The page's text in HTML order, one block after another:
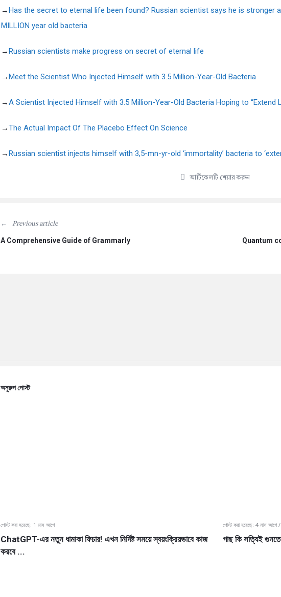
→Has the secret to eternal life been found? Russian scientist says he is stronger
MILLION year old bacteria
→Russian scientists make progress on secret of eternal life
→Meet the Scientist Who Injected Himself with 3.5 Million-Year-Old Bacteria
→A Scientist Injected Himself with 3.5 Million-Year-Old Bacteria Hoping to “Extend
→The Actual Impact Of The Placebo Effect On Science
→Russian scientist injects himself with 3,5-mn-yr-old ‘immortality’ bacteria to
আর্টিকেলটি শেয়ার করুন
Previous article
A Comprehensive Guide of Grammarly
Quantum
অনুরুপ পোস্ট
পোস্ট করা হয়েছে: 1 মাস আগে
ChatGPT-এর নতুন ধামাকা ফিচার! এখন নির্দিষ্ট সময়ে স্বয়ংক্রিয়ভাবে কাজ
করবে ...
পোস্ট করা হয়েছে: 4 মাস আগে
গাছ কি সত্যিই